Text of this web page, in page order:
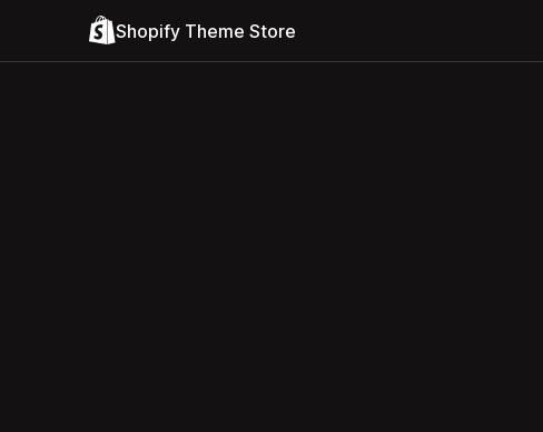
Shopify Theme Store